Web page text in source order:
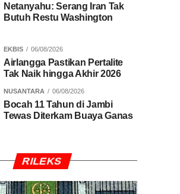
Netanyahu: Serang Iran Tak
Butuh Restu Washington
EKBIS 06/08/2026
Airlangga Pastikan Pertalite
Tak Naik hingga Akhir 2026
NUSANTARA 06/08/2026
Bocah 11 Tahun di Jambi
Tewas Diterkam Buaya Ganas
RILEKS